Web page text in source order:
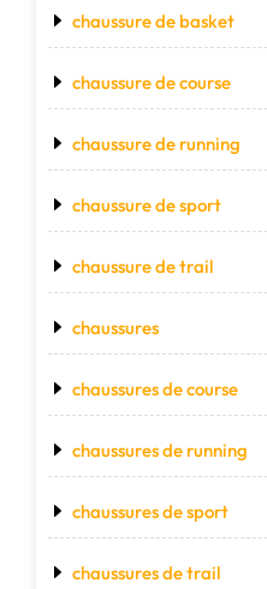
chaussure de basket
chaussure de course
chaussure de running
chaussure de sport
chaussure de trail
chaussures
chaussures de course
chaussures de running
chaussures de sport
chaussures de trail